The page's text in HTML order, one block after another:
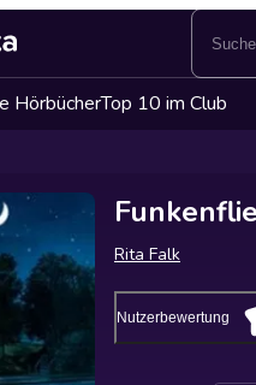
HörbücherTop 10 im Club
Rita Falk
Nutzerbewertung